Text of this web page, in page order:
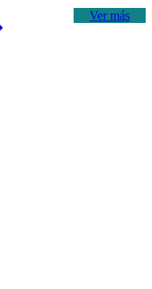
Ver más